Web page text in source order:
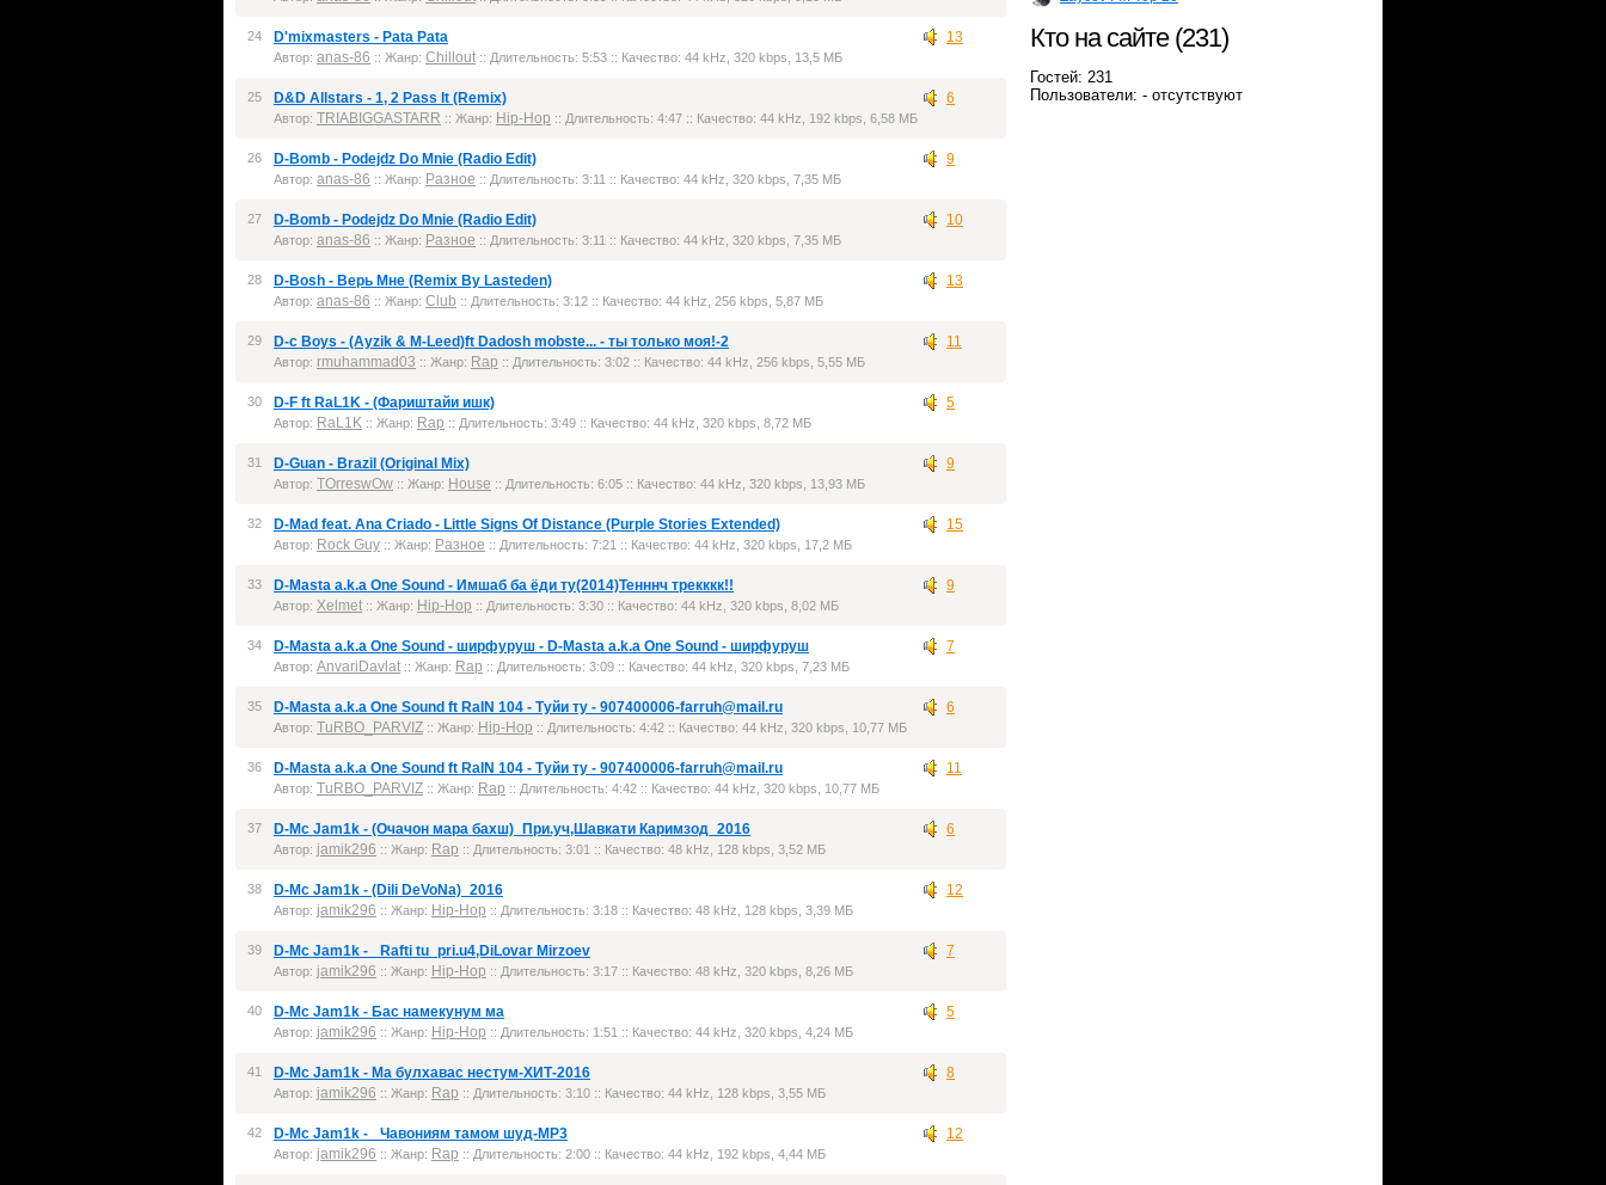
13
24 D'mixmasters - Pata Pata
Автор: anas-86 :: Жанр: Chillout :: Длительность: 5:53 :: Качество: 44 kHz, 320 kbps, 13,5 МБ
6
25 D&D Allstars - 1, 2 Pass It (Remix)
Автор: TRIABIGGASTARR :: Жанр: Hip-Hop :: Длительность: 4:47 :: Качество: 44 kHz, 192 kbps, 6,58 МБ
9
26 D-Bomb - Podejdz Do Mnie (Radio Edit)
Автор: anas-86 :: Жанр: Разное :: Длительность: 3:11 :: Качество: 44 kHz, 320 kbps, 7,35 МБ
10
27 D-Bomb - Podejdz Do Mnie (Radio Edit)
Автор: anas-86 :: Жанр: Разное :: Длительность: 3:11 :: Качество: 44 kHz, 320 kbps, 7,35 МБ
13
28 D-Bosh - Верь Мне (Remix By Lasteden)
Автор: anas-86 :: Жанр: Club :: Длительность: 3:12 :: Качество: 44 kHz, 256 kbps, 5,87 МБ
11
29 D-c Boys - (Ayzik & M-Leed)ft Dadosh mobste... - ты только моя!-2
Автор: rmuhammad03 :: Жанр: Rap :: Длительность: 3:02 :: Качество: 44 kHz, 256 kbps, 5,55 МБ
5
30 D-F ft RaL1K - (Фариштайи ишк)
Автор: RaL1K :: Жанр: Rap :: Длительность: 3:49 :: Качество: 44 kHz, 320 kbps, 8,72 МБ
9
31 D-Guan - Brazil (Original Mix)
Автор: TOrreswOw :: Жанр: House :: Длительность: 6:05 :: Качество: 44 kHz, 320 kbps, 13,93 МБ
15
32 D-Mad feat. Ana Criado - Little Signs Of Distance (Purple Stories Extended)
Автор: Rock Guy :: Жанр: Разное :: Длительность: 7:21 :: Качество: 44 kHz, 320 kbps, 17,2 МБ
9
33 D-Masta a.k.a One Sound - Имшаб ба ёди ту(2014)Тенннч трекккк!!
Автор: Xelmet :: Жанр: Hip-Hop :: Длительность: 3:30 :: Качество: 44 kHz, 320 kbps, 8,02 МБ
7
34 D-Masta a.k.a One Sound - ширфуруш - D-Masta a.k.a One Sound - ширфуруш
Автор: AnvariDavlat :: Жанр: Rap :: Длительность: 3:09 :: Качество: 44 kHz, 320 kbps, 7,23 МБ
6
35 D-Masta a.k.a One Sound ft RaIN 104 - Туйи ту - 907400006-farruh@mail.ru
Автор: TuRBO_PARVIZ :: Жанр: Hip-Hop :: Длительность: 4:42 :: Качество: 44 kHz, 320 kbps, 10,77 МБ
11
36 D-Masta a.k.a One Sound ft RaIN 104 - Туйи ту - 907400006-farruh@mail.ru
Автор: TuRBO_PARVIZ :: Жанр: Rap :: Длительность: 4:42 :: Качество: 44 kHz, 320 kbps, 10,77 МБ
6
37 D-Mc Jam1k - (Очачон мара бахш)_При.уч,Шавкати Каримзод_2016
Автор: jamik296 :: Жанр: Rap :: Длительность: 3:01 :: Качество: 48 kHz, 128 kbps, 3,52 МБ
12
38 D-Mc Jam1k - (Dili DeVoNa)_2016
Автор: jamik296 :: Жанр: Hip-Hop :: Длительность: 3:18 :: Качество: 48 kHz, 128 kbps, 3,39 МБ
7
39 D-Mc Jam1k - _Rafti tu_pri.u4,DiLovar Mirzoev
Автор: jamik296 :: Жанр: Hip-Hop :: Длительность: 3:17 :: Качество: 48 kHz, 320 kbps, 8,26 МБ
5
40 D-Mc Jam1k - Бас намекунум ма
Автор: jamik296 :: Жанр: Hip-Hop :: Длительность: 1:51 :: Качество: 44 kHz, 320 kbps, 4,24 МБ
8
41 D-Mc Jam1k - Ма булхавас нестум-ХИТ-2016
Автор: jamik296 :: Жанр: Rap :: Длительность: 3:10 :: Качество: 44 kHz, 128 kbps, 3,55 МБ
12
42 D-Mc Jam1k - _Чавониям тамом шуд-MP3
Автор: jamik296 :: Жанр: Rap :: Длительность: 2:00 :: Качество: 44 kHz, 192 kbps, 4,44 МБ
Кто на сайте (231)
Гостей: 231
Пользователи: - отсутствуют